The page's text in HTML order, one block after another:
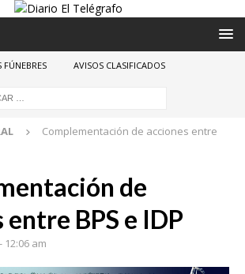
FÚNEBRES AVISOS CLASIFICADOS
Complementación de acciones entre
de
entre BPS e IDP
12:06 am